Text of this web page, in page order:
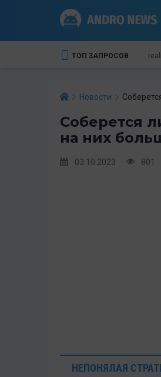
ТОП ЗАПРОСОВ
Новости
Соберется
на них
03.10.2023 801
НЕПОНЯЛАЯ